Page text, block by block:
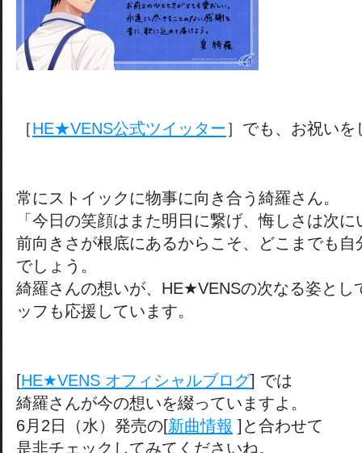
［HE★VENS公式ツイッター］でも、お祝いを
常にストイックに物事に向き合う綺羅さん。
「今日の笑顔はまた明日に繋げ、悔しさは次
前向きさが根底にあるからこそ、どこまでも
でしょう。
綺羅さんの想いが、HE★VENSの次なる姿とし
ッフも応援しています。
[HE★VENS オフィシャルブログ] では
綺羅さんが今の想いを綴っていますよ。
6月2日（水）発売の[新曲情報 ]と合わせて
是非チェックしてみてくださいね。